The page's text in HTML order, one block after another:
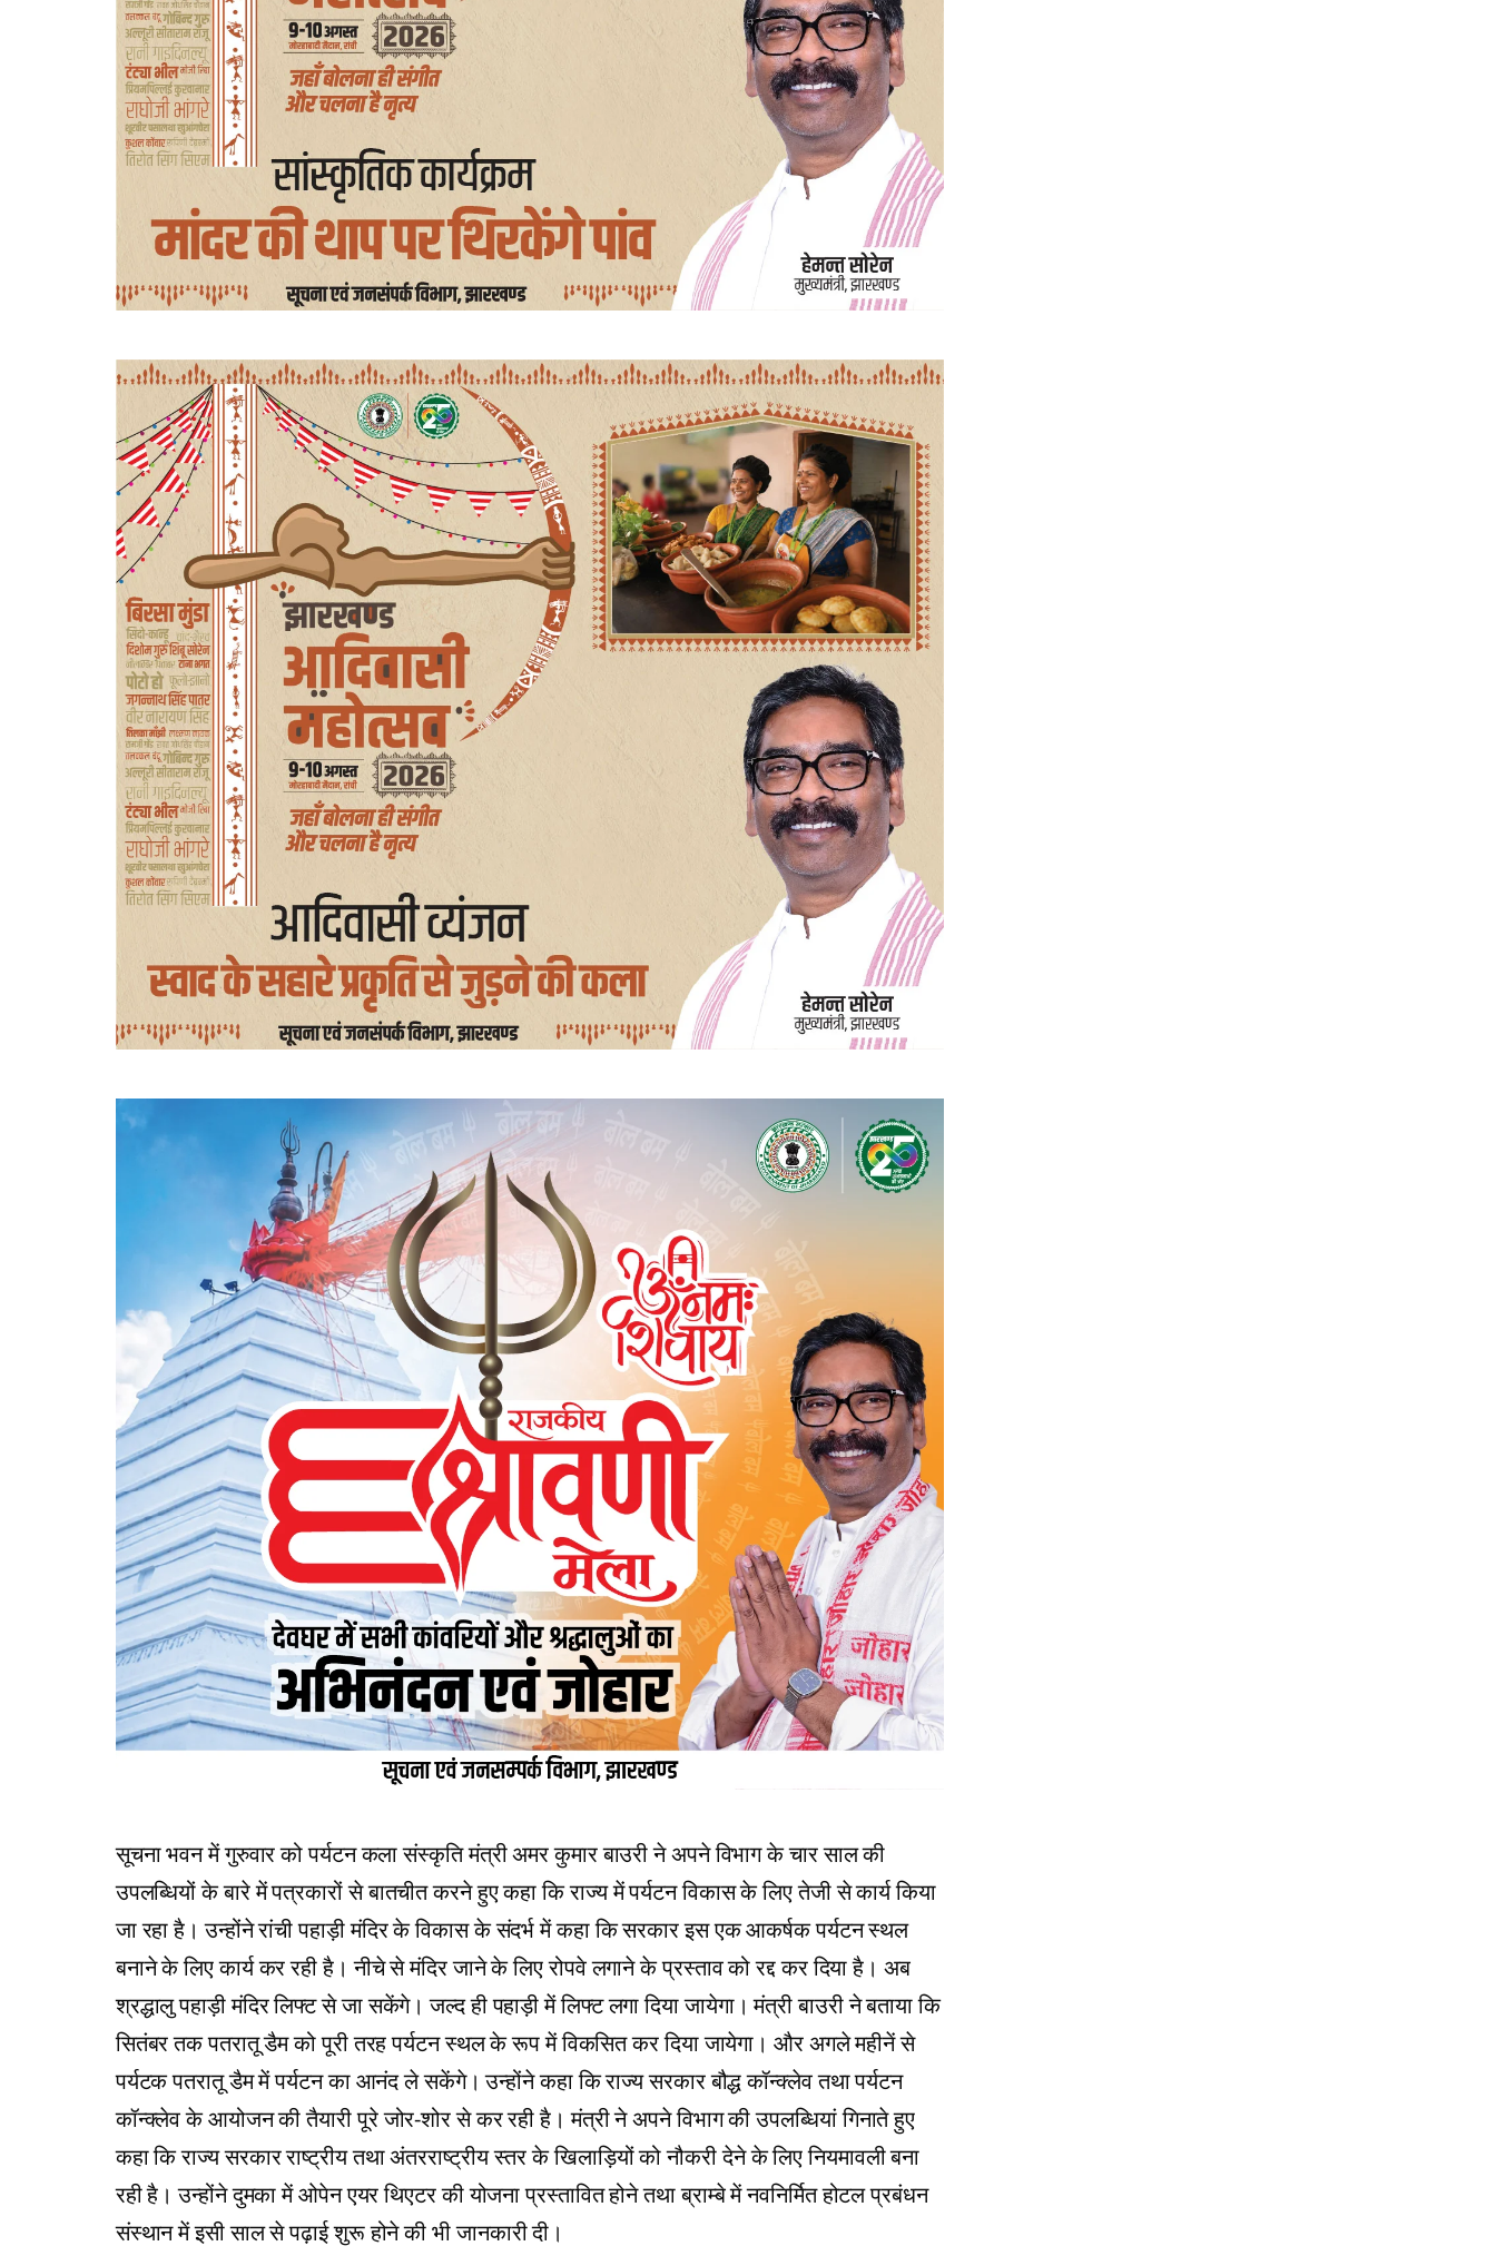
सूचना भवन में गुरुवार को पर्यटन कला संस्कृति मंत्री अमर कुमार बाउरी ने अपने विभाग के चार साल की
उपलब्धियों के बारे में पत्रकारों से बातचीत करने हुए कहा कि राज्य में पर्यटन विकास के लिए तेजी से कार्य किया
जा रहा है। उन्होंने रांची पहाड़ी मंदिर के विकास के संदर्भ में कहा कि सरकार इस एक आकर्षक पर्यटन स्थल
बनाने के लिए कार्य कर रही है। नीचे से मंदिर जाने के लिए रोपवे लगाने के प्रस्ताव को रद्द कर दिया है। अब
श्रद्धालु पहाड़ी मंदिर लिफ्ट से जा सकेंगे। जल्द ही पहाड़ी में लिफ्ट लगा दिया जायेगा। मंत्री बाउरी ने बताया कि
सितंबर तक पतरातू डैम को पूरी तरह पर्यटन स्थल के रूप में विकसित कर दिया जायेगा। और अगले महीनें से
पर्यटक पतरातू डैम में पर्यटन का आनंद ले सकेंगे। उन्होंने कहा कि राज्य सरकार बौद्ध कॉन्क्लेव तथा पर्यटन
कॉन्क्लेव के आयोजन की तैयारी पूरे जोर-शोर से कर रही है। मंत्री ने अपने विभाग की उपलब्धियां गिनाते हुए
कहा कि राज्य सरकार राष्ट्रीय तथा अंतरराष्ट्रीय स्तर के खिलाड़ियों को नौकरी देने के लिए नियमावली बना
रही है। उन्होंने दुमका में ओपेन एयर थिएटर की योजना प्रस्तावित होने तथा ब्राम्बे में नवनिर्मित होटल प्रबंधन
संस्थान में इसी साल से पढ़ाई शुरू होने की भी जानकारी दी।